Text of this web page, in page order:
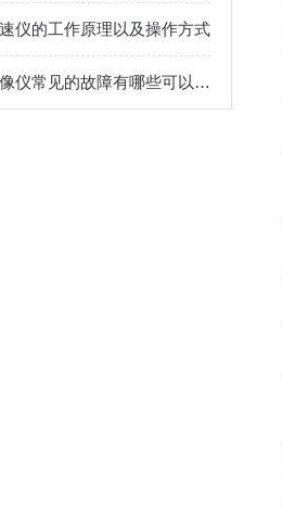
仪的工作原理以及操作方式
红外热像仪常见的故障有哪些可以排除